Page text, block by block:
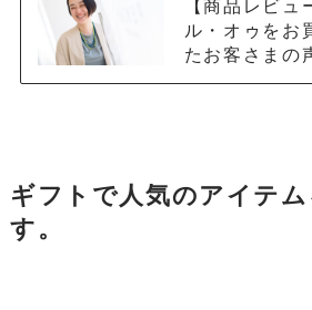
【商品レビ
ル・オゥをお
たお客さまの
ギフトで人気のアイテ
す。